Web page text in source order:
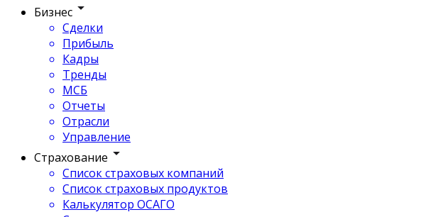
Бизнес
Сделки
Прибыль
Кадры
Тренды
МСБ
Отчеты
Отрасли
Управление
Страхование
Список страховых компаний
Список страховых продуктов
Калькулятор ОСАГО